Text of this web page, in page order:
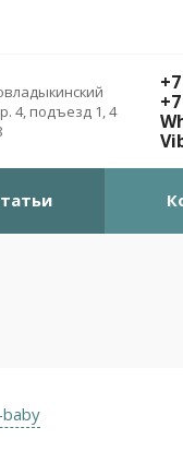
4, подъезд 1, 4
baby